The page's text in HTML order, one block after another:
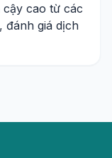
cao từ các
đánh giá dịch